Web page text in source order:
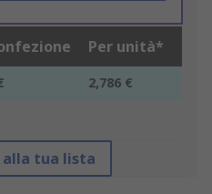
Per unità*
2,786 €
alla tua lista